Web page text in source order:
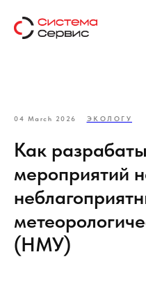
04 March 2026 ЭКОЛОГУ
Как
мероприятий
(НМУ)